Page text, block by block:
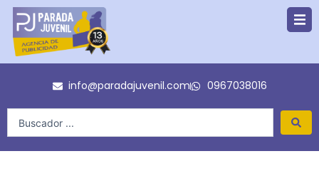
contenido
info@paradajuvenil.com 0967038016